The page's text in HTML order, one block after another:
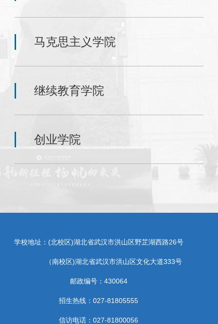
马克思主义学院
继续教育学院
创业学院
学校地址：(北校区)湖北省武汉市洪山区野芷湖西路26号
（南校区)湖北省武汉市洪山区文化大道333号
邮政编号：430064
招生热线：027-81805555
信访电话：027-81800056